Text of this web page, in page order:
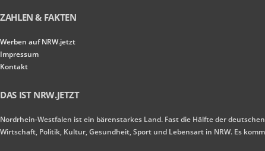
ZAHLEN & FAKTEN
Werben auf NRW.jetzt
Impressum
Kontakt
DAS IST NRW.JETZT
Nordrhein-Westfalen ist ein bärenstarkes Land. Fast die Hälfte der
Wirtschaft, Politik, Kultur, Gesundheit, Sport und Lebensart in NRW. Es